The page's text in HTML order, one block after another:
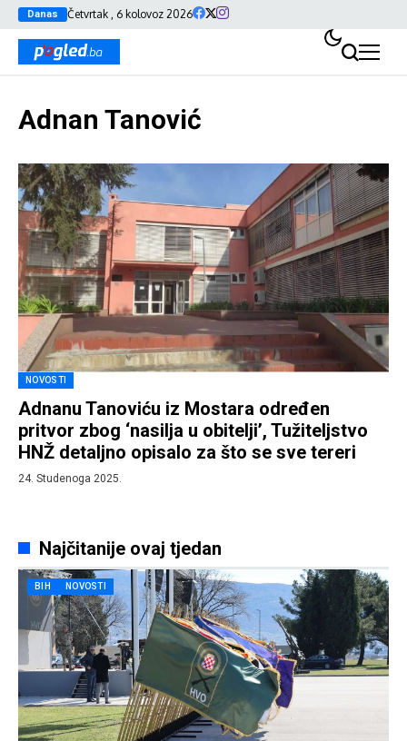
Danas Četvrtak , 6 kolovoz 2026
Adnan Tanović
NOVOSTI
Adnanu Tanoviću iz Mostara određen
pritvor zbog ‘nasilja u obitelji’, Tužiteljstvo
HNŽ detaljno opisalo za što se sve tereri
24. Studenoga 2025.
Najčitanije ovaj tjedan
BIH NOVOSTI